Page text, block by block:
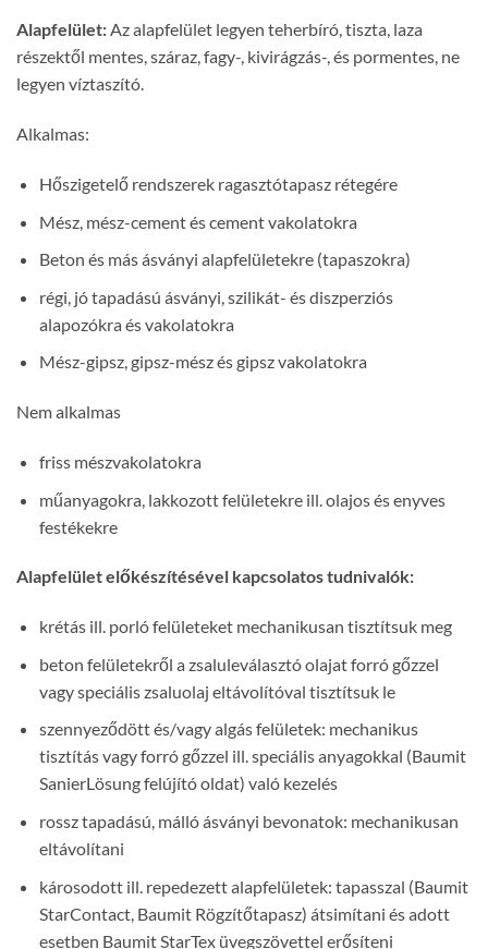
Alapfelület:Az alapfelület legyen teherbíró, tiszta, laza
részektől mentes, száraz, fagy-, kivirágzás-, és pormentes, ne
legyen víztaszító.
Alkalmas:
Hőszigetelő rendszerek ragasztótapasz rétegére
Mész, mész-cement és cement vakolatokra
Beton és más ásványi alapfelületekre (tapaszokra)
régi, jó tapadású ásványi, szilikát- és diszperziós
alapozókra és vakolatokra
Mész-gipsz, gipsz-mész és gipsz vakolatokra
Nem alkalmas
friss mészvakolatokra
műanyagokra, lakkozott felületekre ill. olajos és enyves
festékekre
Alapfelület előkészítésével kapcsolatos tudnivalók:
krétás ill. porló felületeket mechanikusan tisztítsuk meg
beton felületekről a zsaluleválasztó olajat forró gőzzel
vagy speciális zsaluolaj eltávolítóval tisztítsuk le
szennyeződött és/vagy algás felületek: mechanikus
tisztítás vagy forró gőzzel ill. speciális anyagokkal (Baumit
SanierLösung felújító oldat) való kezelés
rossz tapadású, málló ásványi bevonatok: mechanikusan
eltávolítani
károsodott ill. repedezett alapfelületek: tapasszal (Baumit
StarContact, Baumit Rögzítőtapasz) átsimítani és adott
esetben Baumit StarTex üvegszövettel erősíteni